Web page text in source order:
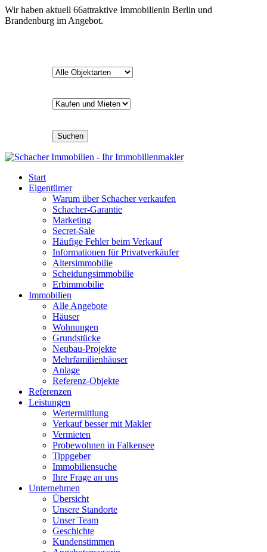
Wir haben aktuell 66attraktive Immobilienin Berlin und
Brandenburg im Angebot.
Suchen
Start
Eigentümer
Warum über Schacher verkaufen
Schacher-Garantie
Marketing
Secret-Sale
Häufige Fehler beim Verkauf
Informationen für Privatverkäufer
Altersimmobilie
Scheidungsimmobilie
Erbimmobilie
Immobilien
Alle Angebote
Häuser
Wohnungen
Grundstücke
Neubau-Projekte
Mehrfamilienhäuser
Anlage
Referenz-Objekte
Referenzen
Leistungen
Wertermittlung
Verkauf besser mit Makler
Vermieten
Probewohnen in Falkensee
Tippgeber
Immobiliensuche
Ihre Frage an uns
Unternehmen
Übersicht
Unsere Standorte
Unser Team
Geschichte
Kundenstimmen